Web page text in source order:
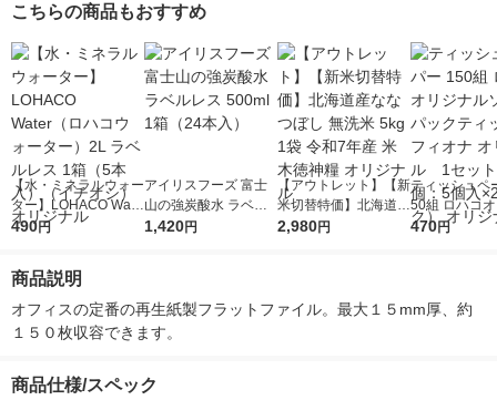
こちらの商品もおすすめ
【水・ミネラルウォー
ター】LOHACO Wate
r（ロハコウォータ
シ） オリジナル
490円
アイリスフーズ 富士
山の強炭酸水 ラベル
レス 500ml 1箱（24
1,420円
【アウトレット】【新
米切替特価】北海道産
ななつぼし 無洗米 5k
2,980円
ティッシュペ
50組 ロハコ
ルソフトパッ
オリジナル
470円
商品説明
オフィスの定番の再生紙製フラットファイル。最大１５mm厚、約
１５０枚収容できます。
商品仕様/スペック